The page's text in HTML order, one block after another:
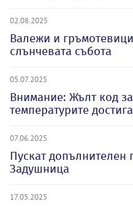
02.08.2025
Валежи и
слънчевата събота
05.07.2025
Внимание: Жълт код
температурите
07.06.2025
Пускат допълнителен
Задушница
17.05.2025